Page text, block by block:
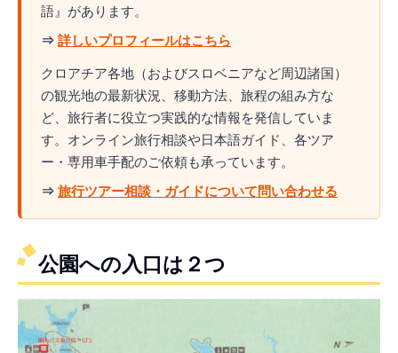
語』があります。
⇒ 詳しいプロフィールはこちら
クロアチア各地（およびスロベニアなど周辺諸国）
の観光地の最新状況、移動方法、旅程の組み方な
ど、旅行者に役立つ実践的な情報を発信していま
す。オンライン旅行相談や日本語ガイド、各ツア
ー・専用車手配のご依頼も承っています。
⇒ 旅行ツアー相談・ガイドについて問い合わせる
公園への入口は２つ